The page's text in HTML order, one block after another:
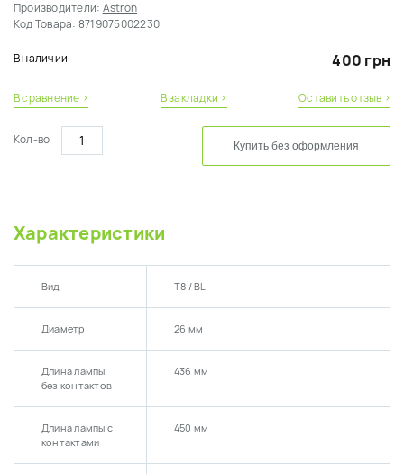
Производители: Astron
Код Товара: 8719075002230
В наличии 400 грн
В сравнение › В закладки › Оставить отзыв ›
Кол-во Купить без оформления
Характеристики
Вид Т8 / BL
Диаметр 26 мм
Длина лампы
без контактов
436 мм
Длина лампы с
контактами
450 мм